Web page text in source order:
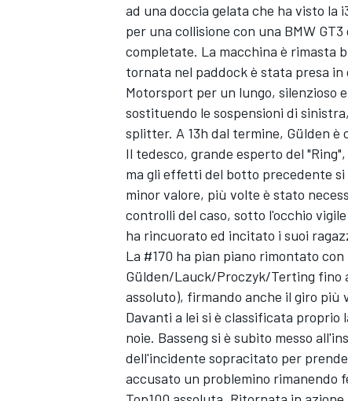
ad una doccia gelata che ha visto la
per una collisione con una BMW
completate. La macchina è rimasta
tornata nel paddock è stata presa
Motorsport per un lungo, silenzioso
sostituendo le sospensioni di
splitter. A 13h dal termine, Gülden
Il tedesco, grande esperto del
ma gli effetti del botto precedente
minor valore, più volte è stato
controlli del caso, sotto l'occhio
ha rincuorato ed incitato i suoi
La #170 ha pian piano rimontato
Gülden/Lauck/Proczyk/Terting fino
assoluto), firmando anche il giro più
Davanti a lei si è classificata proprio
noie. Basseng si è subito messo
dell'incidente sopracitato per
accusato un problemino rimanendo